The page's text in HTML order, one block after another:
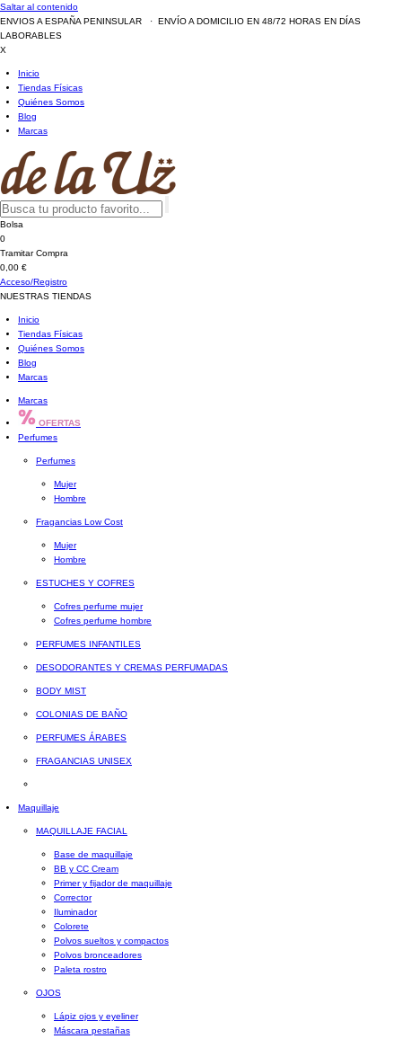
Saltar al contenido
ENVIOS A ESPAÑA PENINSULAR · ENVÍO A DOMICILIO EN 48/72 HORAS EN DÍAS
LABORABLES
X
Inicio
Tiendas Físicas
Quiénes Somos
Blog
Marcas
Bolsa
0
Tramitar Compra
0,00 €
Acceso/Registro
NUESTRAS TIENDAS
Inicio
Tiendas Físicas
Quiénes Somos
Blog
Marcas
Marcas
OFERTAS
Perfumes
Perfumes
Mujer
Hombre
Fragancias Low Cost
Mujer
Hombre
ESTUCHES Y COFRES
Cofres perfume mujer
Cofres perfume hombre
PERFUMES INFANTILES
DESODORANTES Y CREMAS PERFUMADAS
BODY MIST
COLONIAS DE BAÑO
PERFUMES ÁRABES
FRAGANCIAS UNISEX
Maquillaje
MAQUILLAJE FACIAL
Base de maquillaje
BB y CC Cream
Primer y fijador de maquillaje
Corrector
Iluminador
Colorete
Polvos sueltos y compactos
Polvos bronceadores
Paleta rostro
OJOS
Lápiz ojos y eyeliner
Máscara pestañas